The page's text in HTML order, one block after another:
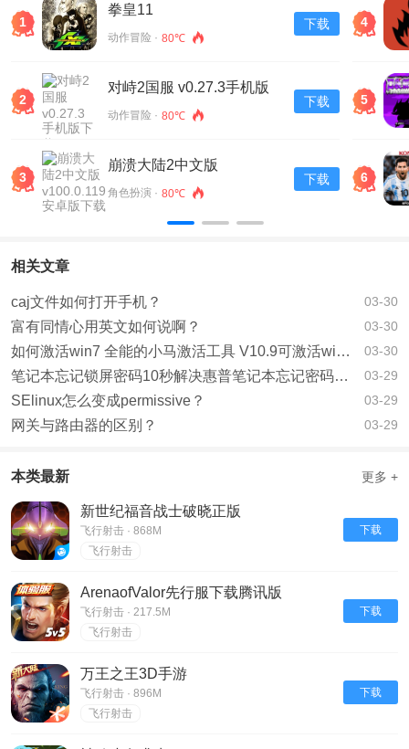
1
拳皇11
动作冒险 · 80℃
下载
2
对峙2国服 v0.27.3手机版
动作冒险 · 80℃
下载
3
崩溃大陆2中文版
v100.0.119安卓版下载
角色扮演 · 80℃
下载
4
5
6
相关文章
caj文件如何打开手机？ 03-30
富有同情心用英文如何说啊？ 03-30
如何激活win7 全能的小马激活工具 V10.9可激活win10系统？ 03-30
笔记本忘记锁屏密码10秒解决惠普笔记本忘记密码了如何办？ 03-29
SElinux怎么变成permissive？ 03-29
网关与路由器的区别？ 03-29
本类最新 更多 +
新世纪福音战士破晓正版
飞行射击 · 868M
飞行射击
下载
ArenaofValor先行服下载腾讯版
飞行射击 · 217.5M
飞行射击
下载
万王之王3D手游
飞行射击 · 896M
飞行射击
下载